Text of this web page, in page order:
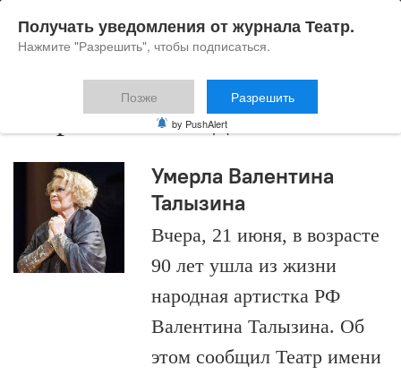
Марина Шимадина
Умерла Валентина
Талызина
Вчера, 21 июня, в возрасте
90 лет ушла из жизни
народная артистка РФ
Валентина Талызина. Об
этом сообщил Театр имени
Получать уведомления от журнала Театр.
Нажмите "Разрешить", чтобы подписаться.
Позже Разрешить
by PushAlert